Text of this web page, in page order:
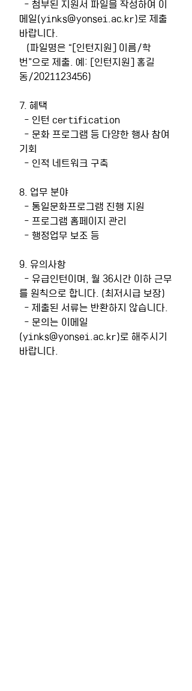
메일(yinks@yonsei.ac.kr)로 제출
바랍니다.
번”으로 제출. 예: [인턴지원] 홍길
동/2021123456)
7. 혜택
  - 인턴 certification
기회
  - 인적 네트워크 구축
8. 업무 분야
  - 통일문화프로그램 진행 지원
  - 프로그램 홈페이지 관리
  - 행정업무 보조 등
9. 유의사항
를 원칙으로 합니다. (최저시급 보장)
  - 제출된 서류는 반환하지 않습니다.
(yinks@yonsei.ac.kr)로 해주시기
바랍니다.